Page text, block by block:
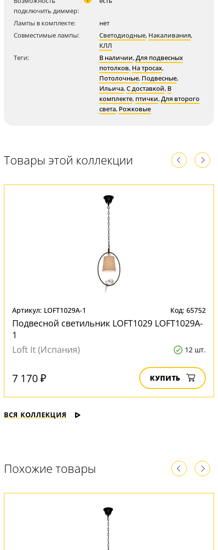
подключить диммер:
Лампы в комплекте:
нет
Совместимые лампы:
Светодиодные, Накаливания,
КЛЛ
Теги:
В наличии,Для подвесных
потолков, На тросах,
Потолочные, Подвесные,
Ильича,С доставкой, В
комплекте, птички,Для второго
света, Рожковые
Товары этой коллекции
Артикул: LOFT1029A-1 Код: 65752
Подвесной светильник LOFT1029 LOFT1029A-
1
Loft It (Испания)
12 шт.
7 170 ₽ КУПИТЬ
ВСЯ КОЛЛЕКЦИЯ
Похожие товары